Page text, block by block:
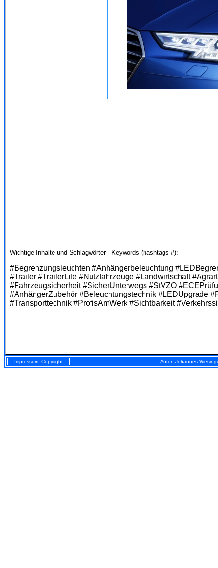
Wichtige Inhalte und Schlagwörter - Keywords (hashtags #):
#Begrenzungsleuchten #Anhängerbeleuchtung
#Trailer #TrailerLife #Nutzfahrzeuge #Landwirtschaft
#Fahrzeugsicherheit #SicherUnterwegs #StVZO
#AnhängerZubehör #Beleuchtungstechnik #LEDUpgrade
#Transporttechnik #ProfisAmWerk #Sichtbarkeit
Impressum, Copyright Autor: Johannes